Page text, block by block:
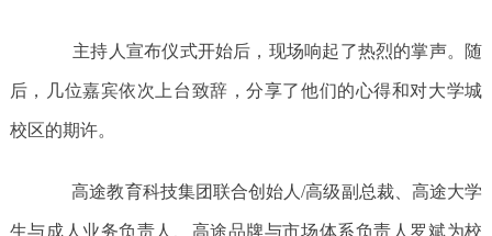
主持人宣布仪式开始后，现场响起了热烈的掌声。随
后，几位嘉宾依次上台致辞，分享了他们的心得和对大学城
校区的期许。
高途教育科技集团联合创始人/高级副总裁、高途大学
生与成人业务负责人、高途品牌与市场体系负责人罗斌为校